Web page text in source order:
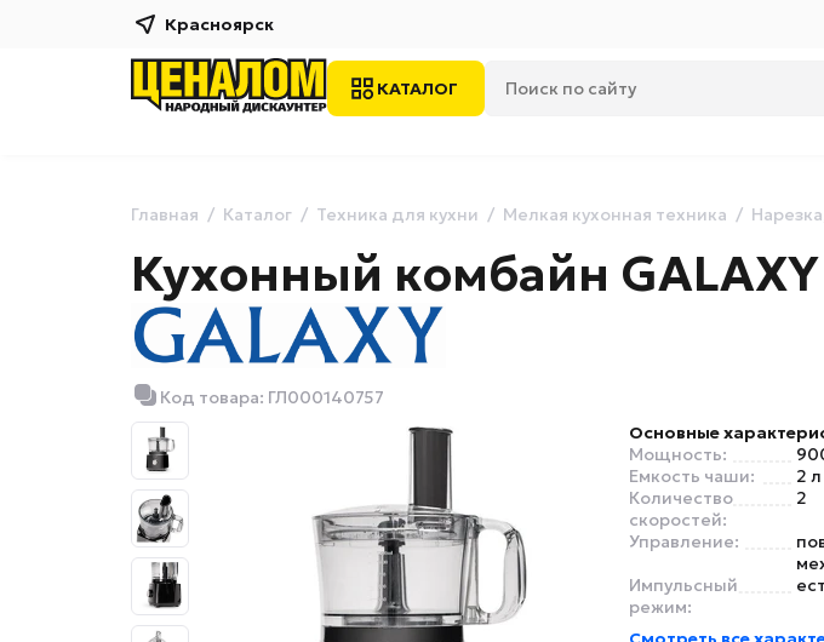
Красноярск
КАТАЛОГ
Главная Каталог Техника для кухни Мелкая кухонная техника
Кухонный комбайн
Код товара: ГЛ000140757
Основные
Мощность:
Емкость чаши:
2 л
Количество
скоростей:
2
Управление:
Импульсный
режим: